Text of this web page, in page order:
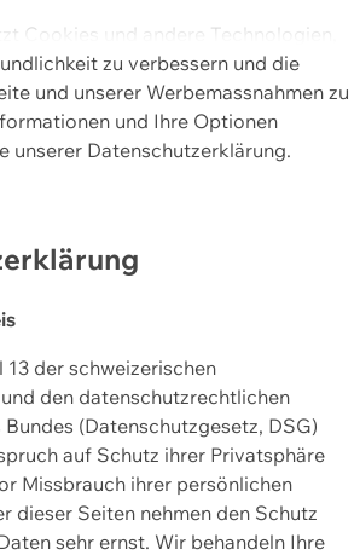
Cookies und andere Technologien,
zu verbessern und die
und unserer Werbemassnahmen zu
und Ihre Optionen
unserer Datenschutzerklärung.
der schweizerischen
den datenschutzrechtlichen
(Datenschutzgesetz, DSG)
auf Schutz ihrer Privatsphäre
Missbrauch ihrer persönlichen
dieser Seiten nehmen den Schutz
sehr ernst. Wir behandeln Ihre